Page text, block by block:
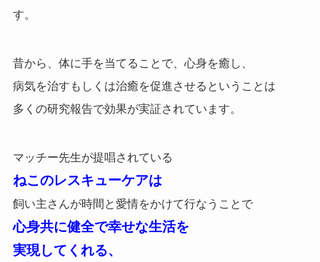
す。
昔から、体に手を当てることで、心身を癒し、
病気を治すもしくは治癒を促進させるということは
多くの研究報告で効果が実証されています。
マッチー先生が提唱されている
ねこのレスキューケアは
飼い主さんが時間と愛情をかけて行なうことで
心身共に健全で幸せな生活を
実現してくれる、